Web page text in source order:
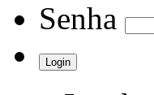
Senha